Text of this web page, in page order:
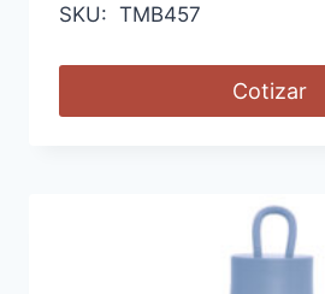
SKU: TMB457
Cotizar